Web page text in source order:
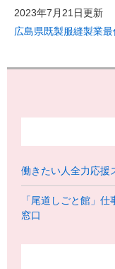
2023年7月21日更新
広島県既製服縫製業最
働きたい人全力応
「尾道しごと館」
窓口